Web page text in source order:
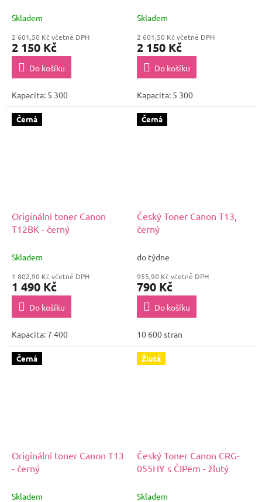
Skladem
2 601,50 Kč včetně DPH
2 150 Kč
Do košíku
Kapacita: 5 300
Skladem
2 601,50 Kč včetně DPH
2 150 Kč
Do košíku
Kapacita: 5 300
Černá
Originální toner Canon
T12BK - černý
Skladem
1 802,90 Kč včetně DPH
1 490 Kč
Do košíku
Kapacita: 7 400
Černá
Český Toner Canon T13,
černý
do týdne
955,90 Kč včetně DPH
790 Kč
Do košíku
10 600 stran
Černá
Originální toner Canon T13
- černý
Skladem
Žlutá
Český Toner Canon CRG-
055HY s ČIPem - žlutý
Skladem